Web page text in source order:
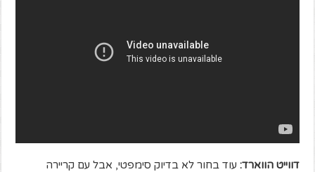
דווייט הווארד: עוד בחור לא בדיוק סימפטי, אבל עם קריירה